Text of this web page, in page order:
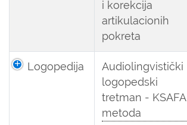
i korekcija
artikulacionih
pokreta
Logopedija
Audiolingvistički
logopedski
tretman - KSAFA
metoda